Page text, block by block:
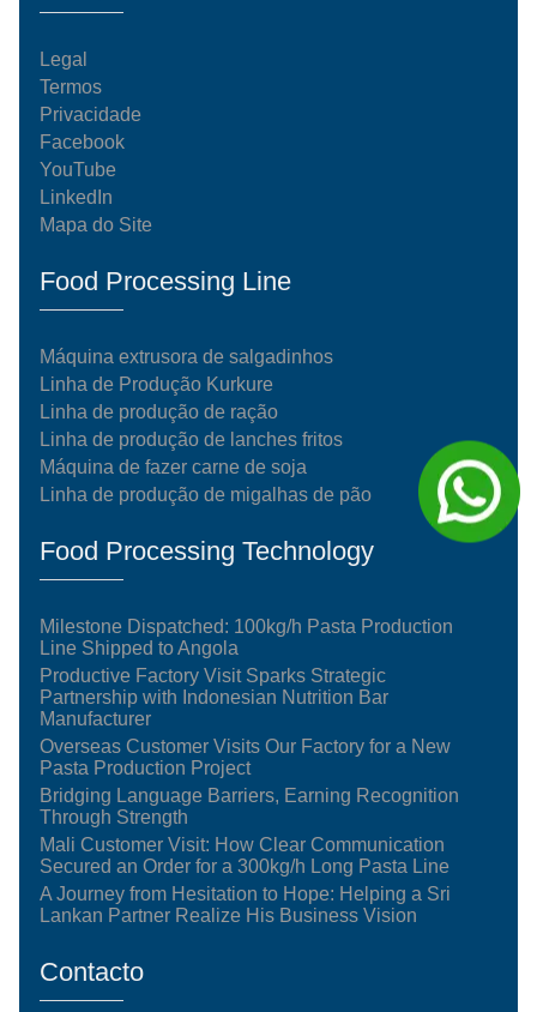
Legal
Termos
Privacidade
Facebook
YouTube
LinkedIn
Mapa do Site
Food Processing Line
Máquina extrusora de salgadinhos
Linha de Produção Kurkure
Linha de produção de ração
Linha de produção de lanches fritos
Máquina de fazer carne de soja
Linha de produção de migalhas de pão
Food Processing Technology
Milestone Dispatched: 100kg/h Pasta Production
Line Shipped to Angola
Productive Factory Visit Sparks Strategic
Partnership with Indonesian Nutrition Bar
Manufacturer
Overseas Customer Visits Our Factory for a New
Pasta Production Project
Bridging Language Barriers, Earning Recognition
Through Strength
Mali Customer Visit: How Clear Communication
Secured an Order for a 300kg/h Long Pasta Line
A Journey from Hesitation to Hope: Helping a Sri
Lankan Partner Realize His Business Vision
Contacto